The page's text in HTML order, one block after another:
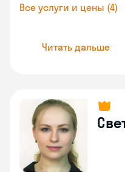
Все услуги и цены (4)
Читать дальше